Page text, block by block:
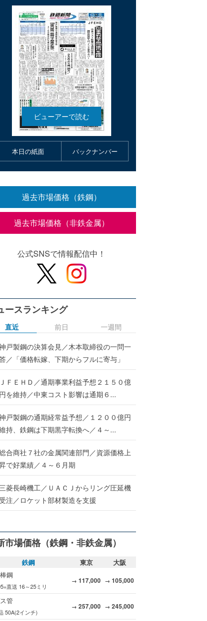
本日の紙面 バックナンバー
過去市場価格（鉄鋼）
過去市場価格（非鉄金属）
公式SNSで情報配信中！
ースランキング
直近
戸製鋼の決算会見／木本取締役の一問一
／「価格転嫁、下期からフルに寄与」
ＪＦＥＨＤ／通期事業利益予想２１５０億
円を維持／中東コスト影響は通期６...
戸製鋼の通期経常益予想／１２００億円
持、鉄鋼は下期黒字転換へ／４～...
合商社７社の金属関連部門／資源価格上
で好業績／４～６月期
菱長崎機工／ＵＡＣＪからリング圧延機
注／ロケット部材製造を支援
前日 一週間
市場価格（鉄鋼・非鉄金属）
鉄鋼 東京
大阪
鋼
直送 16～25ミリ
→ 117,000 → 105,000
管
50A(2インチ)
→ 257,000 → 245,000